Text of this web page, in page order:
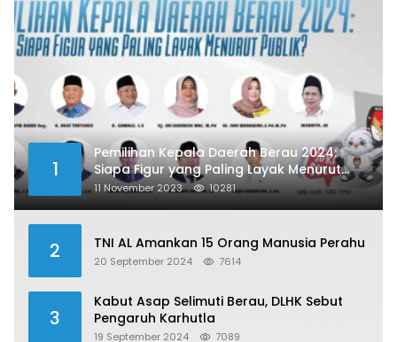
1
Pemilihan Kepala Daerah Berau 2024:
Siapa Figur yang Paling Layak Menurut
Publik?
11 November 2023 10281
2 TNI AL Amankan 15 Orang Manusia Perahu
20 September 2024 7614
3
Kabut Asap Selimuti Berau, DLHK Sebut
Pengaruh Karhutla
19 September 2024 7089